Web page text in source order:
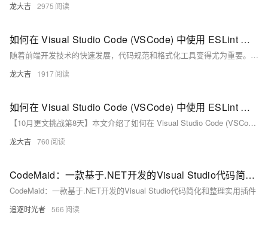
龙大吉 2975
如何在 Visual Studio Code (VSCode) 中使用 ESLint 和 Prettier 检查代码规范并自动格式化 Vue.js 代码
随着前端开发技术的快速发展，代码规范和格式化工具变得尤为重要。本文介绍如何在 Visual Studio Code (VSCode) 中使用 ESLint 和 Prettier 检查代码规范并自动格式化 Vue.js 代码。通过安装和配置这些工具，可以确保代码风格一致，提高代码质量和可读性。
龙大吉 1917
如何在 Visual Studio Code (VSCode) 中使用 ESLint 和 Prettier 检查并自动格式化 Vue.js 代码，提升代码质量和团队协作效率。
【10月更文挑战第8天】本文介绍了如何在 Visual Studio Code (VSCode) 中使用 ESLint 和 Prettier 检查并自动格式化 Vue.js 代码，提升代码质量和团队协作效率。通过安装 VSCode 插件、配置 ESLint 和 Prettier，实现代码规范检查和自动格式化，确保代码风格一致，提高可读性和维护性。
龙大吉 760
CodeMaid：一款基于.NET开发的Visual Studio代码简化和整理实用插件
CodeMaid：一款基于.NET开发的Visual Studio代码简化和整理实用插件
追逐时光者 566